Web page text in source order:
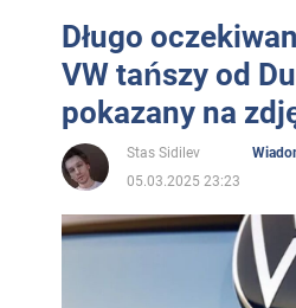
Długo
VW tańszy od
pokazany na
Stas Sidilev
05.03.2025 23:23